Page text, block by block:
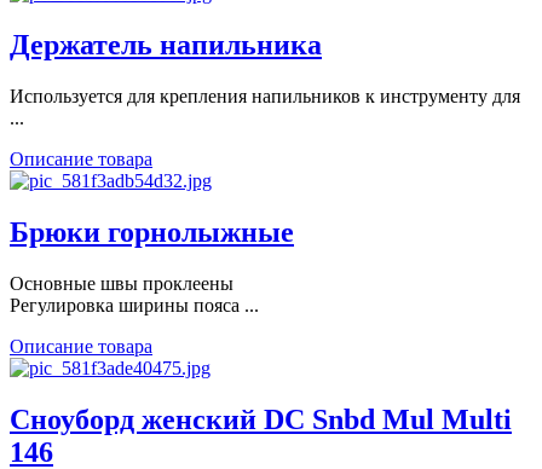
Держатель напильника
Используется для крепления напильников к инструменту для
...
Описание товара
Брюки горнолыжные
Основные швы проклеены
Регулировка ширины пояса ...
Описание товара
Сноуборд женский DC Snbd Mul Multi
146